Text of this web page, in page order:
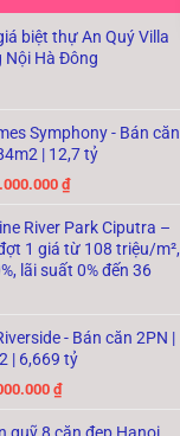
biệt thự An Quý Villa
Nội Hà Đông
Symphony - Bán căn
| 12,7 tỷ
₫
River Park Ciputra –
1 giá từ 108 triệu/m²,
lãi suất 0% đến 36
- Bán căn 2PN |
| 6,669 tỷ
₫
quỹ 8 căn đẹp Hanoi